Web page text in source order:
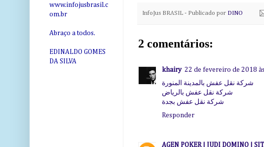
InfoJus BRASIL - Publicado por DINO
2 comentários:
khairy 22 de fevereiro de 2018
شركة نقل عفش بالمدينة المنورة
شركة نقل عفش بالرياض
شركة نقل عفش بجدة
Responder
AGEN POKER | JUDI DOMINO |
www.infojusbrasil.c
om.br
Abraço a todos.
EDINALDO GOMES
DA SILVA